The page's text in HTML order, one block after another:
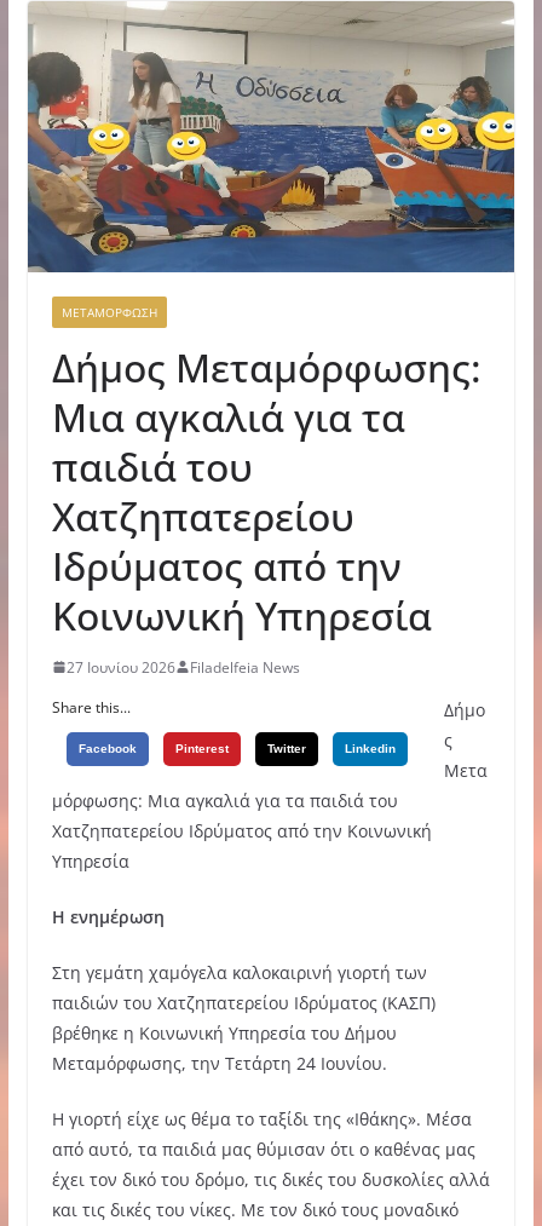
ΜΕΤΑΜΟΡΦΩΣΗ
Δήμος Μεταμόρφωσης:
Μια αγκαλιά για τα
παιδιά του
Χατζηπατερείου
Ιδρύματος από την
Κοινωνική Υπηρεσία
27 Ιουνίου 2026
Filadelfeia News
Share this...
Facebook Pinterest Twitter Linkedin
Δήμο
ς
Μετα
μόρφωσης: Μια αγκαλιά για τα παιδιά του
Χατζηπατερείου Ιδρύματος από την Κοινωνική
Υπηρεσία
Η ενημέρωση
Στη γεμάτη χαμόγελα καλοκαιρινή γιορτή των
παιδιών του Χατζηπατερείου Ιδρύματος (ΚΑΣΠ)
βρέθηκε η Κοινωνική Υπηρεσία του Δήμου
Μεταμόρφωσης, την Τετάρτη 24 Ιουνίου.
Η γιορτή είχε ως θέμα το ταξίδι της «Ιθάκης». Μέσα
από αυτό, τα παιδιά μας θύμισαν ότι ο καθένας μας
έχει τον δικό του δρόμο, τις δικές του δυσκολίες αλλά
και τις δικές του νίκες. Με τον δικό τους μοναδικό